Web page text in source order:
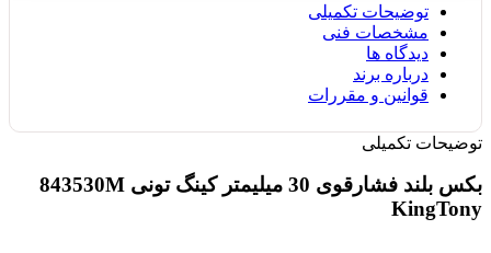
توضیحات تکمیلی
مشخصات فنی
دیدگاه ها
درباره برند
قوانین و مقررات
توضیحات تکمیلی
بکس بلند فشارقوی 30 میلیمتر کینگ تونی 843530M
KingTony